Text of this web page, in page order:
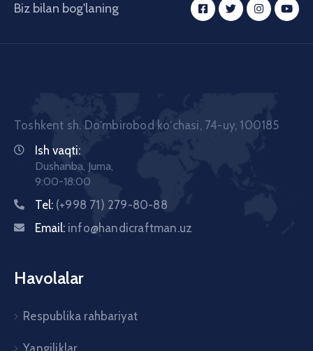
Biz bilan bog'laning
Toshkent sh. Doʼmbirobod koʼchasi, 74-uy, 100185
Ish vaqti:
Dushanba, Juma,
9:00-18:00
Tel: (+998 71) 279-80-88
Email: info@handicraftman.uz
Havolalar
Respublika rahbariyat
Yangiliklar